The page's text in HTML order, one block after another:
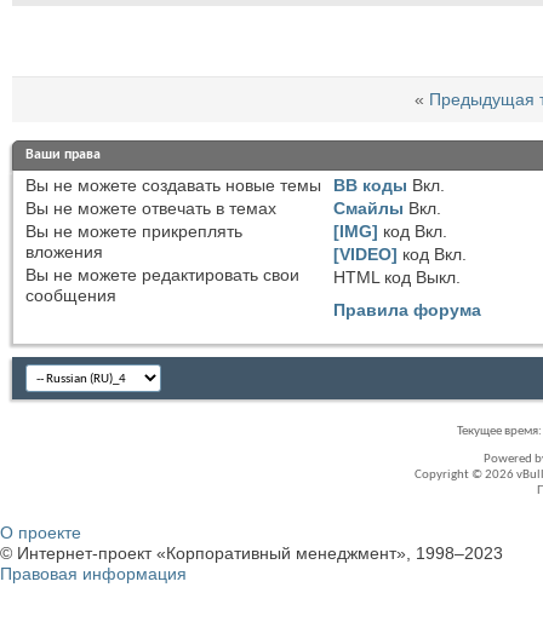
« Предыдущая
Ваши права
Вы не можете создавать новые темы
Вы не можете отвечать в темах
Вы не можете прикреплять
вложения
Вы не можете редактировать свои
сообщения
BB коды Вкл.
Смайлы Вкл.
[IMG] код Вкл.
[VIDEO] код Вкл.
HTML код Выкл.
Правила форума
Текущее время:
Powered
Copyright © 2026
О проекте
© Интернет-проект «Корпоративный менеджмент», 1998–2023
Правовая информация